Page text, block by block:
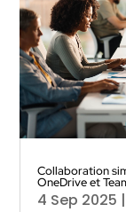
Collaboration
OneDrive et
4 Sep 2025 |